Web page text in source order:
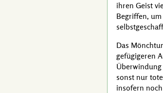
ihren Geist
Begriffen,
Das
gefügigeren
sonst nur
insofern